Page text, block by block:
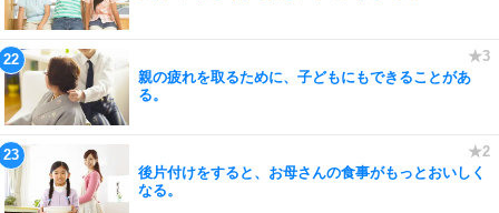
親の疲れを取るために、子どもにもできることがあ
る。
後片付けをすると、お母さんの食事がもっとおいしく
なる。